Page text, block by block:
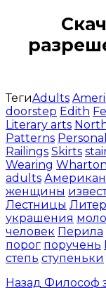
ТегиAdults
doorstep Edith
Literary arts
Patterns
Railings Skirts
Wearing Wharton
adults
женщины
Лестницы
украшения
человек Перила
порог поручень
степь ступеньки
Назад Философ